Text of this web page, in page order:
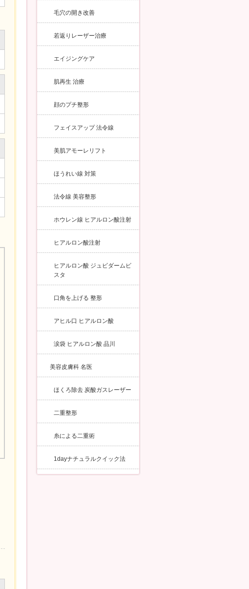
毛穴の開き改善
若返りレーザー治療
エイジングケア
肌再生 治療
顔のプチ整形
フェイスアップ 法令線
美肌アモーレリフト
ほうれい線 対策
法令線 美容整形
ホウレン線 ヒアルロン酸注射
ヒアルロン酸注射
ヒアルロン酸 ジュビダームビ
スタ
口角を上げる 整形
アヒル口 ヒアルロン酸
涙袋 ヒアルロン酸 品川
美容皮膚科 名医
ほくろ除去 炭酸ガスレーザー
二重整形
糸による二重術
1dayナチュラルクイック法